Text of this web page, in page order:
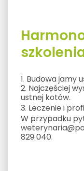
1. Budowa jamy
2. Najczęściej
ustnej kotów.
3. Leczenie i
W przypadku
829 040.